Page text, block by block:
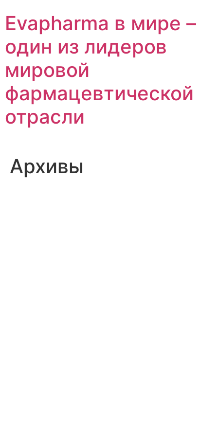
содержимому
Evapharma в мире –
один из лидеров
мировой
фармацевтической
отрасли
Архивы